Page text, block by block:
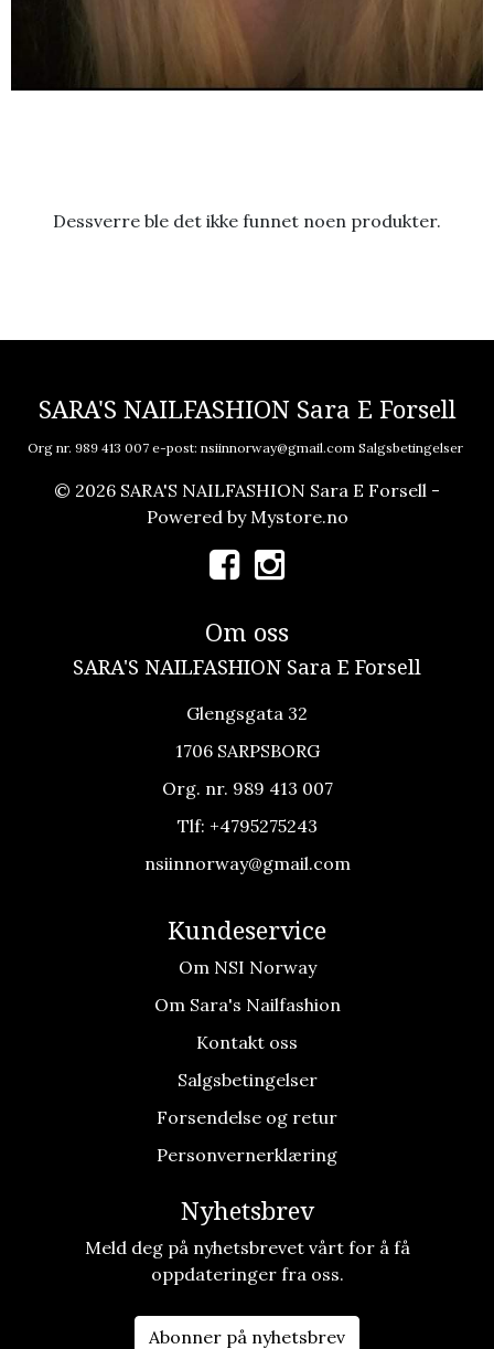
Dessverre ble det ikke funnet noen produkter.
SARA'S NAILFASHION Sara E Forsell
Org nr. 989 413 007 e-post: nsiinnorway@gmail.com Salgsbetingelser
© 2026 SARA'S NAILFASHION Sara E Forsell -
Powered byMystore.no
Om oss
SARA'S NAILFASHION Sara E Forsell
Glengsgata 32
1706 SARPSBORG
Org. nr. 989 413 007
Tlf: +4795275243
nsiinnorway@gmail.com
Kundeservice
Om NSI Norway
Om Sara's Nailfashion
Kontakt oss
Salgsbetingelser
Forsendelse og retur
Personvernerklæring
Nyhetsbrev
Meld deg på nyhetsbrevet vårt for å få
oppdateringer fra oss.
Abonner på nyhetsbrev